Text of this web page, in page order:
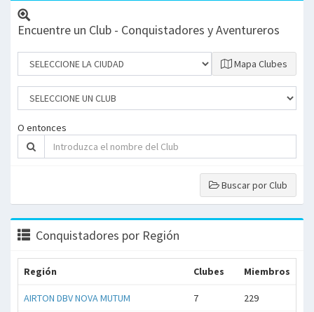
Encuentre un Club - Conquistadores y Aventureros
Mapa Clubes
O entonces
Buscar por Club
Conquistadores por Región
Región Clubes Miembros
AIRTON DBV NOVA MUTUM 7 229